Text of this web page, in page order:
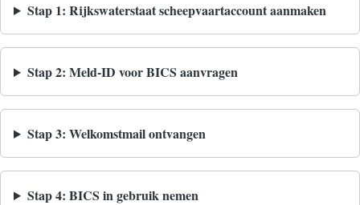
Stap 1: Rijkswaterstaat scheepvaartaccount aanmaken
Stap 2: Meld-ID voor BICS aanvragen
Stap 3: Welkomstmail ontvangen
Stap 4: BICS in gebruik nemen